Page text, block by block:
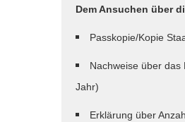
Dem Ansuchen über
Passkopie/Kopie
Nachweise über
Jahr)
Erklärung über